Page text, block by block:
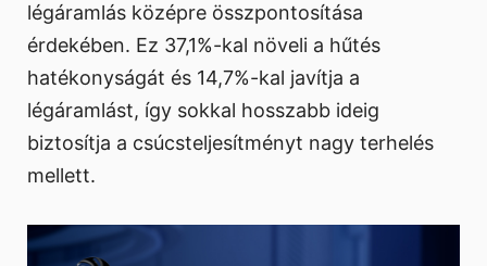
légáramlás középre összpontosítása
érdekében. Ez 37,1%-kal növeli a hűtés
hatékonyságát és 14,7%-kal javítja a
légáramlást, így sokkal hosszabb ideig
biztosítja a csúcsteljesítményt nagy terhelés
mellett.